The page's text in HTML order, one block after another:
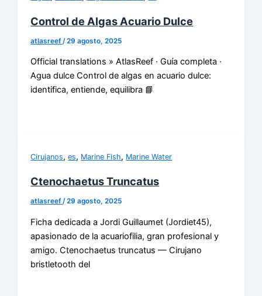
Control de Algas Acuario Dulce
atlasreef /29 agosto, 2025
Official translations » AtlasReef · Guía completa ·
Agua dulce Control de algas en acuario dulce:
identifica, entiende, equilibra 📘
Cirujanos,es, Marine Fish, Marine Water
Ctenochaetus Truncatus
atlasreef/29 agosto, 2025
Ficha dedicada a Jordi Guillaumet (Jordiet45),
apasionado de la acuariofilia, gran profesional y
amigo. Ctenochaetus truncatus — Cirujano
bristletooth del